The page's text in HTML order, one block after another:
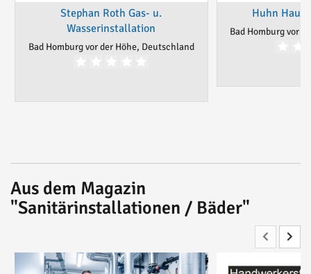
Stephan Roth Gas- u.
Wasserinstallation
Bad Homburg vor der Höhe, Deutschland
Huhn
Bad Homburg vor
Aus dem Magazin
"Sanitärinstallationen / Bäder"